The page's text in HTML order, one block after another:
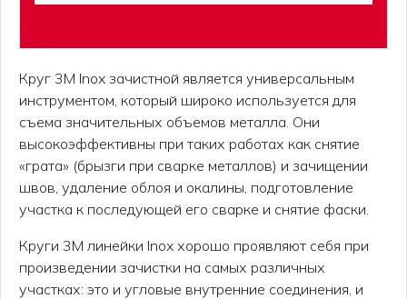
Круг 3М Inox зачистной является универсальным
инструментом, который широко используется для
съема значительных объемов металла. Они
высокоэффективны при таких работах как снятие
«грата» (брызги при сварке металлов) и зачищении
швов, удаление облоя и окалины, подготовление
участка к последующей его сварке и снятие фаски.
Круги 3М линейки Inox хорошо проявляют себя при
произведении зачистки на самых различных
участках: это и угловые внутренние соединения, и